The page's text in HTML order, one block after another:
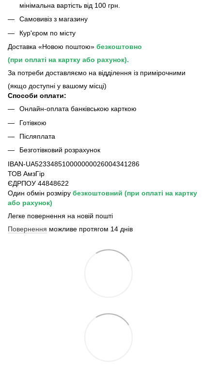
мінімальна вартість від 100 грн.
Самовивіз з магазину
Кур'єром по місту
Доставка «Новою поштою» безкоштовно
(при оплаті на картку або рахунок).
За потреби доставляємо на відділення із примірочними
(якщо доступні у вашому місці)
Способи оплати:
Онлайн-оплата банківською карткою
Готівкою
Післяплата
Безготівковий розрахунок
IBAN-UA523348510000000026004341286
ТОВ АмзГір
ЄДРПОУ 44848622
Один обмін розміру безкоштовний (при оплаті на картку
або рахунок)
Легке повернення на новій пошті
Повернення можливе протягом 14 днів